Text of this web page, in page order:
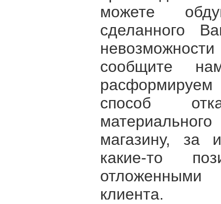
можете
сделанного
невозможности
сообщите
способ
магазину, за
какие-то
клиента.